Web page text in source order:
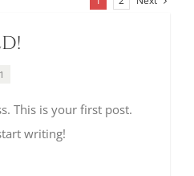
world!
This is your first post.
writing!